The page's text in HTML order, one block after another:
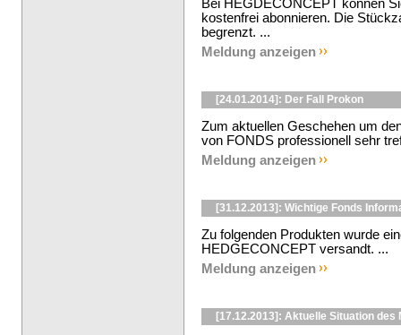
Bei HEGDECONCEPT können
kostenfrei abonnieren. Die
begrenzt. ...
Meldung anzeigen
[24.01.2014]: Der Fall Prokon
Zum aktuellen Geschehen um
von FONDS professionell sehr
Meldung anzeigen
[31.12.2013]: Wichtige Fonds
Zu folgenden Produkten wurde
HEDGECONCEPT versandt. ...
Meldung anzeigen
[17.12.2013]: Aktuelle Situation des